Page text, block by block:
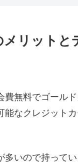
リットと
無料でゴール
なクレジット
いので持って